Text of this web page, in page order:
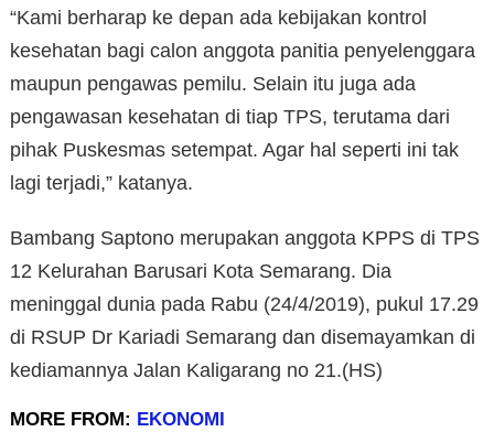
“Kami berharap ke depan ada kebijakan kontrol
kesehatan bagi calon anggota panitia penyelenggara
maupun pengawas pemilu. Selain itu juga ada
pengawasan kesehatan di tiap TPS, terutama dari
pihak Puskesmas setempat. Agar hal seperti ini tak
lagi terjadi,” katanya.
Bambang Saptono merupakan anggota KPPS di TPS
12 Kelurahan Barusari Kota Semarang. Dia
meninggal dunia pada Rabu (24/4/2019), pukul 17.29
di RSUP Dr Kariadi Semarang dan disemayamkan di
kediamannya Jalan Kaligarang no 21.(HS)
MORE FROM: EKONOMI